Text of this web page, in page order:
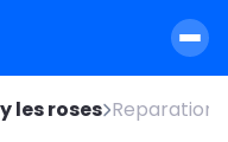
les roses Reparation